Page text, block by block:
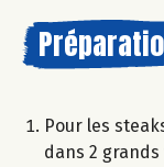
Pour les
dans 2